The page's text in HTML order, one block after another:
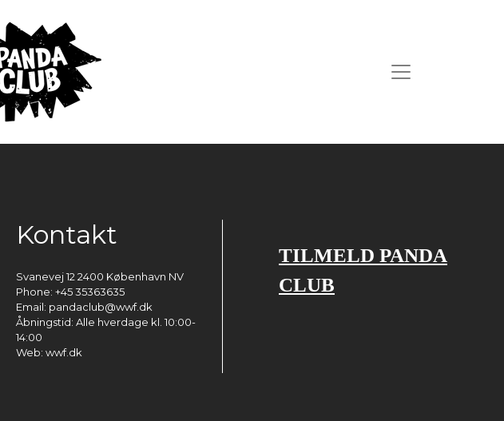
Kontakt
Svanevej 12 2400 København NV
Phone: +45 35363635
Email: pandaclub@wwf.dk
Åbningstid: Alle hverdage kl. 10:00-
14:00
Web: wwf.dk
TILMELD PANDA
CLUB